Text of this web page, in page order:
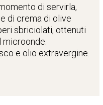
di servirla,
di crema di olive
sbriciolati, ottenuti
e olio extravergine.